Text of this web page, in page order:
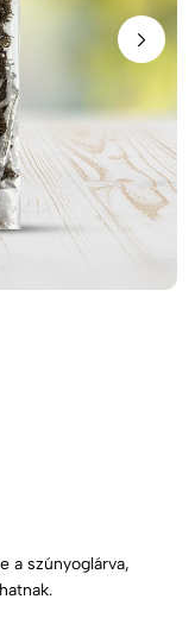
a szúnyoglárva,